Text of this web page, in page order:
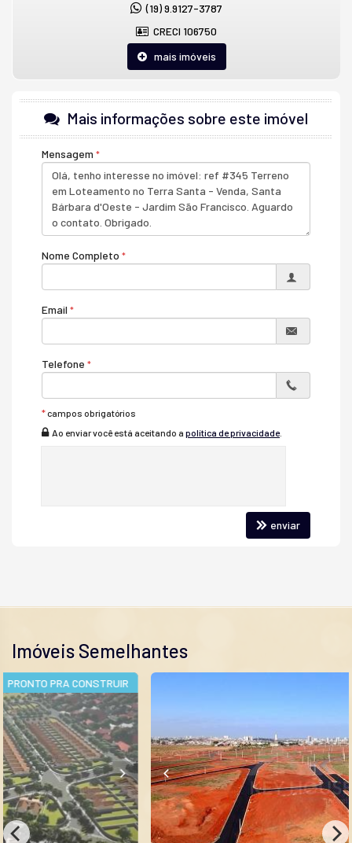
Lotes Residenciais e Comerciais
#keyhouse #imobiliaria
#santabarbaradoeste#financiamento
#condominio#investimento
#vendasdeapartamentos #interiordesp#casasmodernas
OBS. Valores sujeito a alteração sem aviso prévio - 0825
(19) 9.9127-3787
CRECI 106750
mais imóveis
Mais informações sobre este imóvel
Mensagem
Nome Completo
Email
Telefone
*campos obrigatórios
Ao enviar você está aceitando a política de privacidade.
enviar
Imóveis Semelhantes